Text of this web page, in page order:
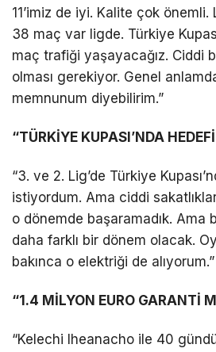
11’imiz de iyi. Kalite çok
38 maç var ligde. Türkiye
maç trafiği yaşayacağız. Ciddi
olması gerekiyor. Genel
memnunum diyebilirim.”
“TÜRKİYE KUPASI’NDA
“3. ve 2. Lig’de Türkiye
istiyordum. Ama ciddi
o dönemde başaramadık. Ama
daha farklı bir dönem olacak.
bakınca o elektriği de alıyorum.”
“1.4 MİLYON EURO GARANTİ
“Kelechi Iheanacho ile 40